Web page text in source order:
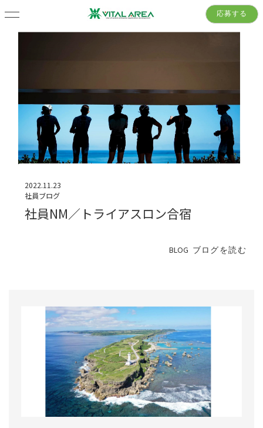
応募する
2022.11.23
社員ブログ
社員NM／トライアスロン合宿
BLOG ブログを読む